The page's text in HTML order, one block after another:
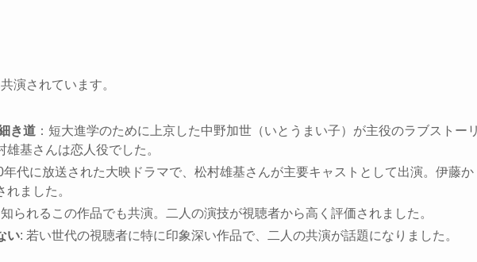
演されています。
き道 ：短大進学のために上京した中野加世（いとうまい子）が主役のラブストー
基さんは恋人役でした。
年代に放送された大映ドラマで、松村雄基さんが主要キャストとして出演。伊藤か
ました。
られるこの作品でも共演。二人の演技が視聴者から高く評価されました。
い: 若い世代の視聴者に特に印象深い作品で、二人の共演が話題になりました。